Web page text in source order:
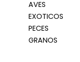
AVES
EXOTICOS
PECES
GRANOS